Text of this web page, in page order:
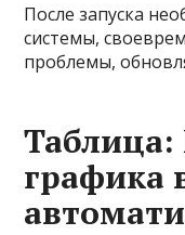
После запуска
системы,
проблемы,
графика